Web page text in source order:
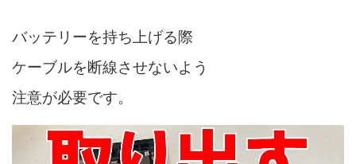
バッテリーを持ち上げる際
ケーブルを断線させないよう
注意が必要です。